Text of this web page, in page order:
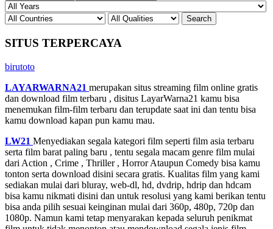
SITUS TERPERCAYA
birutoto
LAYARWARNA21 merupakan situs streaming film online gratis
dan download film terbaru , disitus LayarWarna21 kamu bisa
menemukan film-film terbaru dan terupdate saat ini dan tentu bisa
kamu download kapan pun kamu mau.
LW21 Menyediakan segala kategori film seperti film asia terbaru
serta film barat paling baru , tentu segala macam genre film mulai
dari Action , Crime , Thriller , Horror Ataupun Comedy bisa kamu
tonton serta download disini secara gratis. Kualitas film yang kami
sediakan mulai dari bluray, web-dl, hd, dvdrip, hdrip dan hdcam
bisa kamu nikmati disini dan untuk resolusi yang kami berikan tentu
bisa anda pilih sesuai keinginan mulai dari 360p, 480p, 720p dan
1080p. Namun kami tetap menyarakan kepada seluruh penikmat